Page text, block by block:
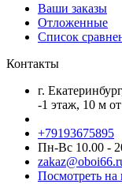
Ваши заказы
Отложенные
Список
Контакты
г.
-1 этаж, 10 м
+79193675895
Пн-Вс 10.00 -
Посмотреть на